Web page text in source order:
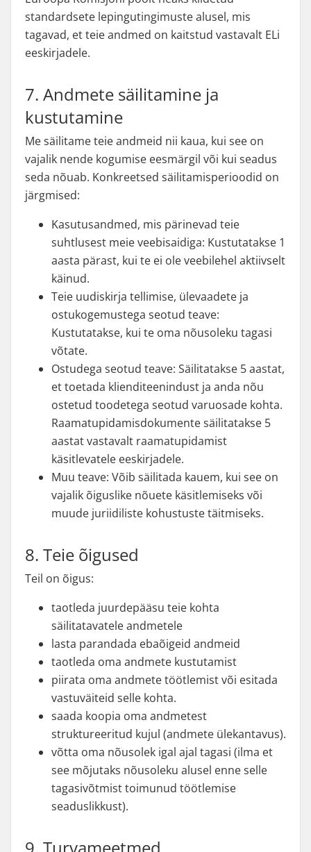
standardsete lepingutingimuste alusel, mis
tagavad, et teie andmed on kaitstud vastavalt ELi
eeskirjadele.
7. Andmete säilitamine ja
kustutamine
Me säilitame teie andmeid nii kaua, kui see on
vajalik nende kogumise eesmärgil või kui seadus
seda nõuab. Konkreetsed säilitamisperioodid on
järgmised:
Kasutusandmed, mis pärinevad teie
suhtlusest meie veebisaidiga: Kustutatakse 1
aasta pärast, kui te ei ole veebilehel aktiivselt
käinud.
Teie uudiskirja tellimise, ülevaadete ja
ostukogemustega seotud teave:
Kustutatakse, kui te oma nõusoleku tagasi
võtate.
Ostudega seotud teave: Säilitatakse 5 aastat,
et toetada klienditeenindust ja anda nõu
ostetud toodetega seotud varuosade kohta.
Raamatupidamisdokumente säilitatakse 5
aastat vastavalt raamatupidamist
käsitlevatele eeskirjadele.
Muu teave: Võib säilitada kauem, kui see on
vajalik õiguslike nõuete käsitlemiseks või
muude juriidiliste kohustuste täitmiseks.
8. Teie õigused
Teil on õigus:
taotleda juurdepääsu teie kohta
säilitatavatele andmetele
lasta parandada ebaõigeid andmeid
taotleda oma andmete kustutamist
piirata oma andmete töötlemist või esitada
vastuväiteid selle kohta.
saada koopia oma andmetest
struktureeritud kujul (andmete ülekantavus).
võtta oma nõusolek igal ajal tagasi (ilma et
see mõjutaks nõusoleku alusel enne selle
tagasivõtmist toimunud töötlemise
seaduslikkust).